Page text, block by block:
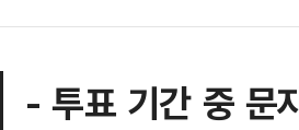
- 투표 기간 중 문